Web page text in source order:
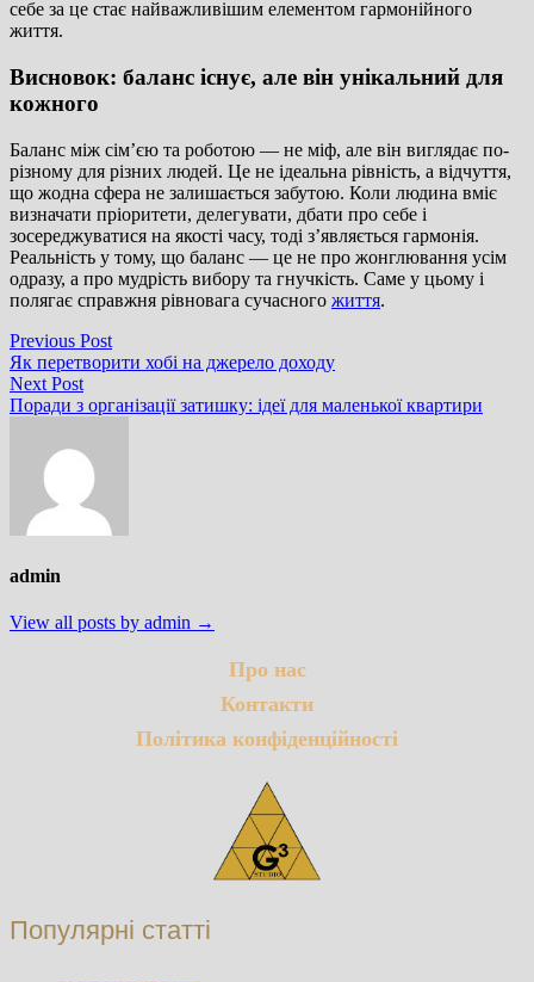
себе за це стає найважливішим елементом гармонійного
життя.
Висновок: баланс існує, але він унікальний для
кожного
Баланс між сім’єю та роботою — не міф, але він виглядає по-
різному для різних людей. Це не ідеальна рівність, а відчуття,
що жодна сфера не залишається забутою. Коли людина вміє
визначати пріоритети, делегувати, дбати про себе і
зосереджуватися на якості часу, тоді з’являється гармонія.
Реальність у тому, що баланс — це не про жонглювання усім
одразу, а про мудрість вибору та гнучкість. Саме у цьому і
полягає справжня рівновага сучасного життя.
Навігація
записів
Previous PostPrevious
post:
Як перетворити хобі на джерело доходу
Next PostNext
post:
Поради з організації затишку: ідеї для маленької квартири
admin
View all posts by admin →
Про нас
Контакти
Політика конфіденційності
Популярні статті